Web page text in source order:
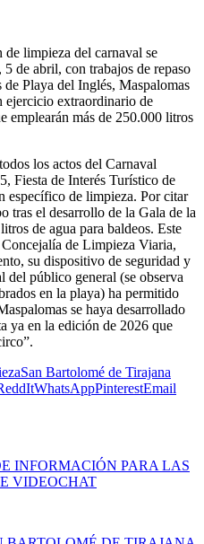
de limpieza del carnaval se
de abril, con trabajos de repaso
Playa del Inglés, Maspalomas
ejercicio extraordinario de
emplearán más de 250.000 litros
los actos del Carnaval
Fiesta de Interés Turístico de
específico de limpieza. Por citar
tras el desarrollo de la Gala de la
de agua para baldeos. Este
de Limpieza Viaria,
su dispositivo de seguridad y
del público general (se observa
en la playa) ha permitido
se haya desarrollado
ya en la edición de 2026 que
San Bartolomé de Tirajana
WhatsAppPinterestEmail
INFORMACIÓN PARA LAS
VIDEOCHAT